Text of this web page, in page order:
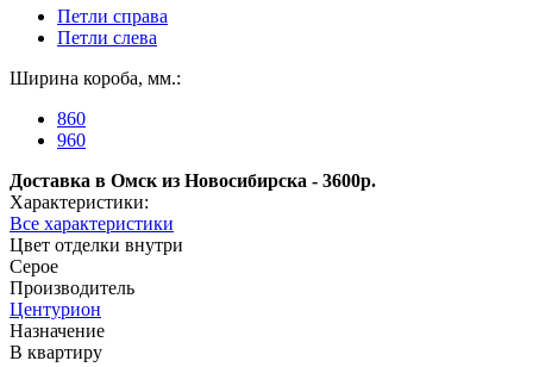
Петли справа
Петли слева
Ширина короба, мм.:
860
960
Доставка в Омск из Новосибирска - 3600р.
Характеристики:
Все характеристики
Цвет отделки внутри
Серое
Производитель
Центурион
Назначение
В квартиру